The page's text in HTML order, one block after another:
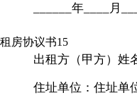
______年____月
租房协议书15
出租方（甲方）姓
住址单位：住址单